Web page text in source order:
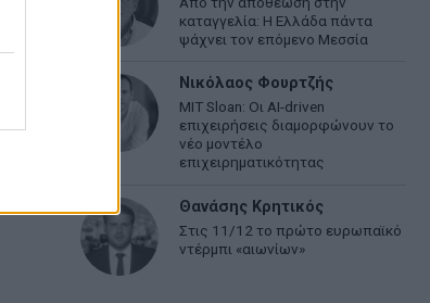
καταγγελία: Η Ελλάδα πάντα
ψάχνει τον επόμενο Μεσσία
Νικόλαος Φουρτζής
MIT Sloan: Οι AI-driven
επιχειρήσεις διαμορφώνουν το
νέο μοντέλο
επιχειρηματικότητας
Θανάσης Κρητικός
Στις 11/12 το πρώτο ευρωπαϊκό
ντέρμπι «αιωνίων»